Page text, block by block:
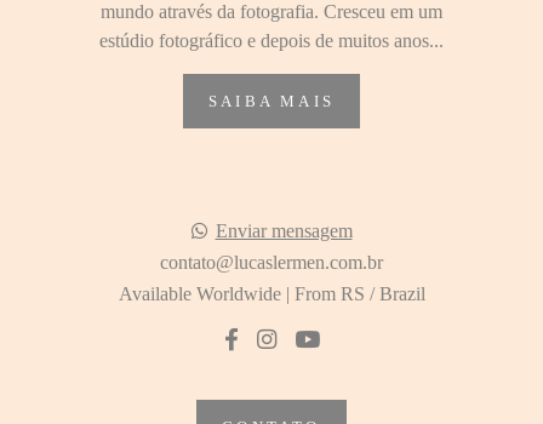
mundo através da fotografia. Cresceu em um
estúdio fotográfico e depois de muitos anos...
SAIBA MAIS
Enviar mensagem
contato@lucaslermen.com.br
Available Worldwide | From RS / Brazil